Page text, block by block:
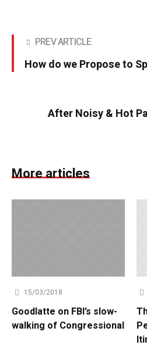
PREV ARTICLE
How do we Propose to
After Noisy & Hot
More articles
15/03/2018
Goodlatte on FBI’s slow-
walking of Congressional